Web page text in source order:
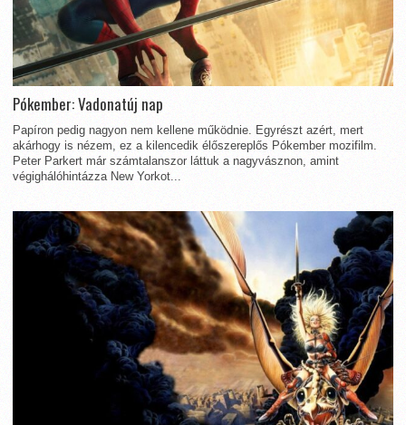
Pókember: Vadonatúj nap
Papíron pedig nagyon nem kellene működnie. Egyrészt azért, mert
akárhogy is nézem, ez a kilencedik élőszereplős Pókember mozifilm.
Peter Parkert már számtalanszor láttuk a nagyvásznon, amint
végighálóhintázza New Yorkot...